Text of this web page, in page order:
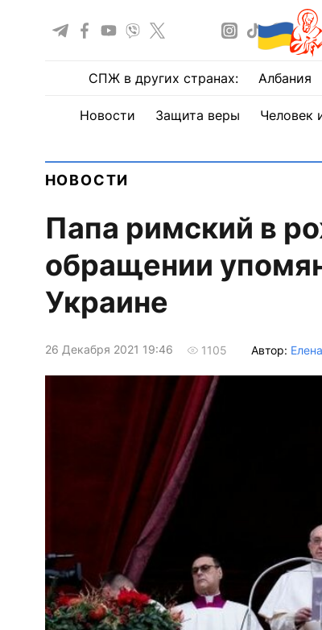
СПЖ в других странах: Албания
Новости Защита веры Человек
НОВОСТИ
Папа римский в
обращении
Украине
26 Декабря 2021 19:46 1105 Автор: